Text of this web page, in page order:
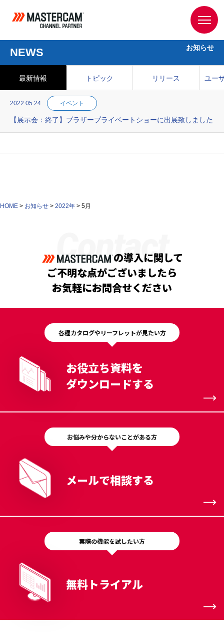
NEWS お知らせ
最新情報 トピック リリース ユー
2022.05.24 イベント
【展示会：終了】ブラザープライベートショーに出展致しました
HOME > お知らせ > 2022年 > 5月
Contact
の導入に関して
ご不明な点がございましたら
お気軽にお問合せください
各種カタログやリーフレットが見たい方
お役立ち資料を
ダウンロードする
お悩みや分からないことがある方
メールで相談する
実際の機能を試したい方
無料トライアル